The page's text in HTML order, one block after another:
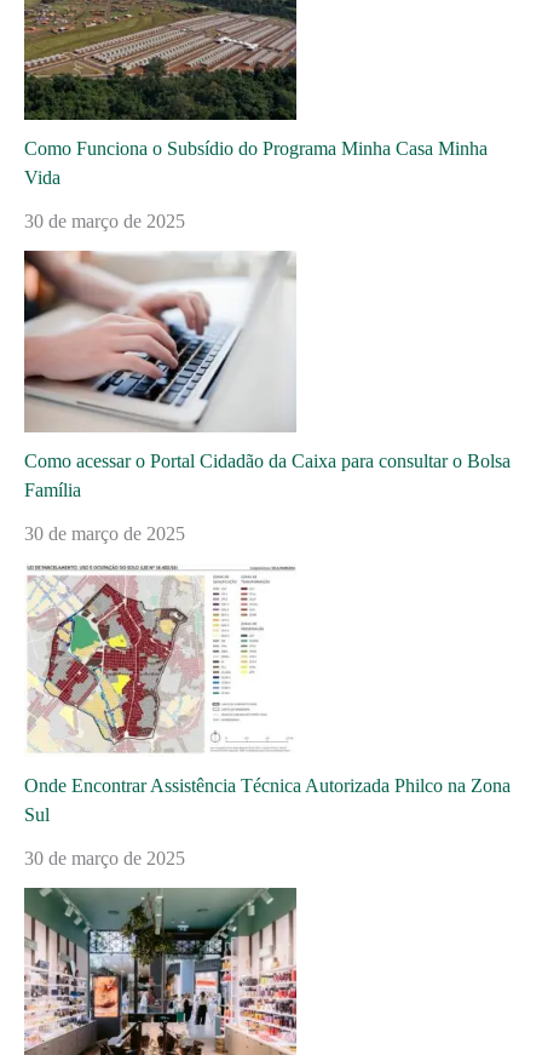
Como Funciona o Subsídio do Programa Minha Casa Minha
Vida
30 de março de 2025
Como acessar o Portal Cidadão da Caixa para consultar o Bolsa
Família
30 de março de 2025
Onde Encontrar Assistência Técnica Autorizada Philco na Zona
Sul
30 de março de 2025